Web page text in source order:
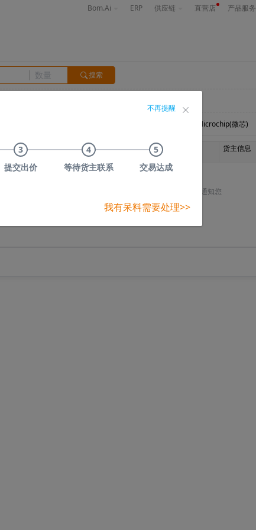
Bom.Ai ERP 供应链 直营店 产品服务
搜索
Microchip(微芯)
预估货值
市场价
30天搜索次数
指数 货主信息
"，订阅成功后，若有货主上传型号，我们将以短信的形式通知您
不再提醒
3
提交出价
4
等待货主联系
5
交易达成
我有呆料需要处理>>